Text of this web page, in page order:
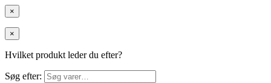
×
×
Hvilket produkt leder du efter?
Søg efter: